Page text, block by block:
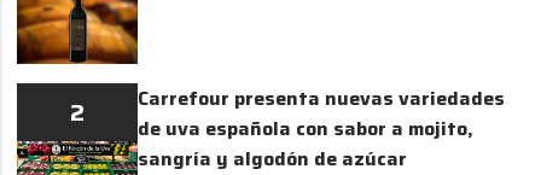
2
Carrefour presenta nuevas variedades
de uva española con sabor a mojito,
sangría y algodón de azúcar